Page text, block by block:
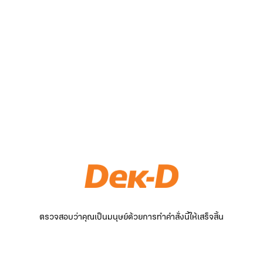
ตรวจสอบว่าคุณเป็นมนุษย์ด้วยการทำคำสั่งนี้ให้เสร็จสิ้น